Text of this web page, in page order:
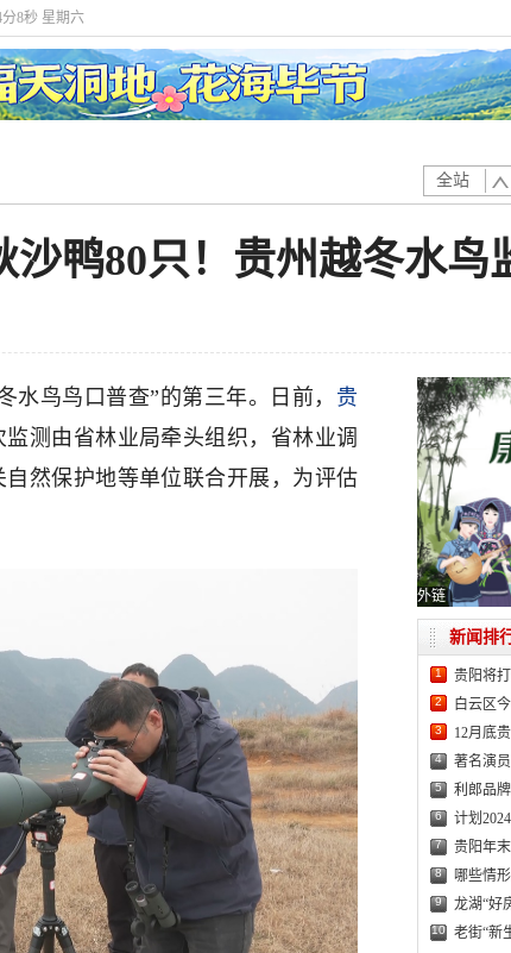
10秒 星期六
全站
沙鸭80只！贵州越冬水鸟
水鸟鸟口普查”的第三年。日前， 贵
测由省林业局牵头组织，省林业调
然保护地等单位联合开展，为评估
外链
新闻排
1 贵阳将
2 白云区
3 12月底
4 著名演
5 利郎品
6 计划
7 贵阳年
8 哪些情
9 龙湖“好
10 老街“新